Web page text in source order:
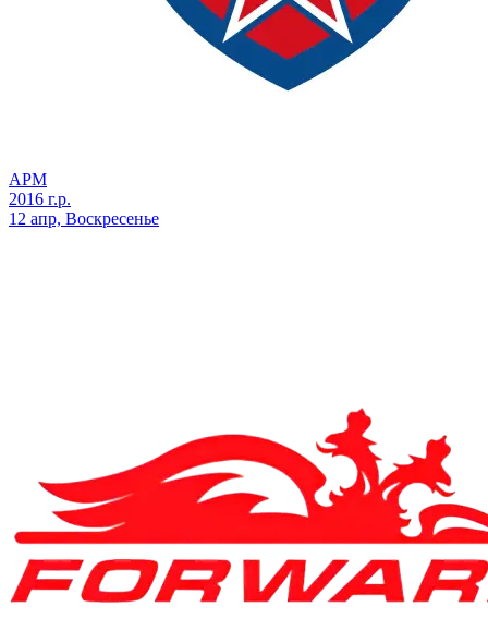
АРМ
2016 г.р.
12 апр, Воскресенье